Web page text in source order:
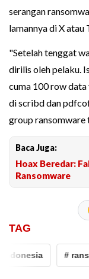
serangan
lamannya di X
"Setelah tenggat
dirilis oleh pelaku.
cuma 100 row data
di scribd dan
group ransomware
Baca Juga:
Hoax Beredar:
Ransomware
TAG
#